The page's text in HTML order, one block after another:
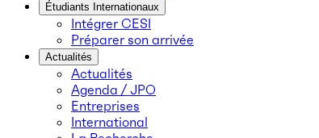
Étudiants Internationaux
Intégrer CESI
Préparer son arrivée
Actualités
Actualités
Agenda / JPO
Entreprises
International